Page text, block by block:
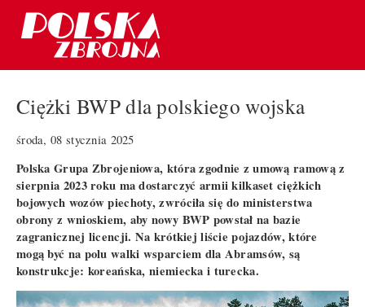
Ciężki BWP dla polskiego wojska
środa, 08 stycznia 2025
Polska Grupa Zbrojeniowa, która zgodnie z umową ramową z
sierpnia 2023 roku ma dostarczyć armii kilkaset ciężkich
bojowych wozów piechoty, zwróciła się do ministerstwa
obrony z wnioskiem, aby nowy BWP powstał na bazie
zagranicznej licencji. Na krótkiej liście pojazdów, które
mogą być na polu walki wsparciem dla Abramsów, są
konstrukcje: koreańska, niemiecka i turecka.